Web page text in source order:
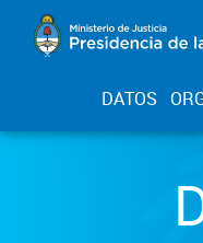
DATOS